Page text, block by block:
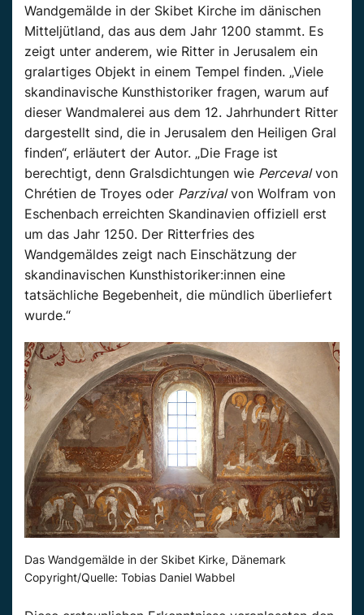
Wandgemälde in der Skibet Kirche im dänischen
Mitteljütland, das aus dem Jahr 1200 stammt. Es
zeigt unter anderem, wie Ritter in Jerusalem ein
gralartiges Objekt in einem Tempel finden. „Viele
skandinavische Kunsthistoriker fragen, warum auf
dieser Wandmalerei aus dem 12. Jahrhundert Ritter
dargestellt sind, die in Jerusalem den Heiligen Gral
finden“, erläutert der Autor. „Die Frage ist
berechtigt, denn Gralsdichtungen wie Percevalvon
Chrétien de Troyes oder Parzivalvon Wolfram von
Eschenbach erreichten Skandinavien offiziell erst
um das Jahr 1250. Der Ritterfries des
Wandgemäldes zeigt nach Einschätzung der
skandinavischen Kunsthistoriker:innen eine
tatsächliche Begebenheit, die mündlich überliefert
wurde.“
Das Wandgemälde in der Skibet Kirke, Dänemark
Copyright/Quelle: Tobias Daniel Wabbel